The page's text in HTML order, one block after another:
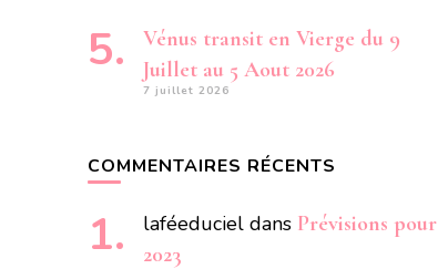
Vénus transit en Vierge du 9
Juillet au 5 Aout 2026
7 juillet 2026
COMMENTAIRES RÉCENTS
laféeduciel dans Prévisions pour
2023